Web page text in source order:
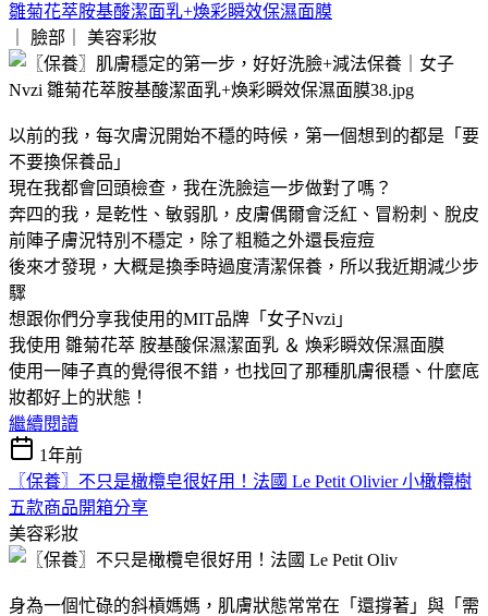
雛菊花萃胺基酸潔面乳+煥彩瞬效保濕面膜
｜ 臉部｜ 美容彩妝
以前的我，每次膚況開始不穩的時候，第一個想到的都是「要
不要換保養品」
現在我都會回頭檢查，我在洗臉這一步做對了嗎？
奔四的我，是乾性、敏弱肌，皮膚偶爾會泛紅、冒粉刺、脫皮
前陣子膚況特別不穩定，除了粗糙之外還長痘痘
後來才發現，大概是換季時過度清潔保養，所以我近期減少步
驟
想跟你們分享我使用的MIT品牌「女子Nvzi」
我使用 雛菊花萃 胺基酸保濕潔面乳 ＆ 煥彩瞬效保濕面膜
使用一陣子真的覺得很不錯，也找回了那種肌膚很穩、什麼底
妝都好上的狀態！
繼續閱讀
1年前
〖保養〗不只是橄欖皂很好用！法國 Le Petit Olivier 小橄欖樹
五款商品開箱分享
美容彩妝
身為一個忙碌的斜槓媽媽，肌膚狀態常常在「還撐著」與「需